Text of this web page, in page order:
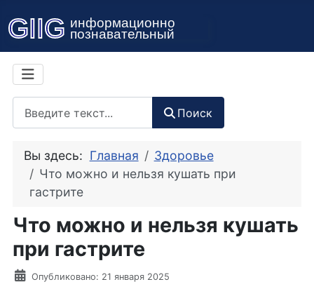
Вы здесь: Главная
Здоровье
Что можно и нельзя кушать при
гастрите
Что можно и нельзя кушать
при гастрите
Информация о материале
Опубликовано: 21 января 2025
Поиск